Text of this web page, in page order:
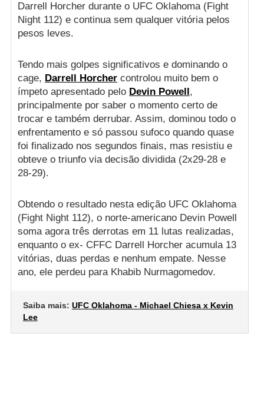
Darrell Horcher durante o UFC Oklahoma (Fight
Night 112) e continua sem qualquer vitória pelos
pesos leves.
Tendo mais golpes significativos e dominando o
cage, Darrell Horchercontrolou muito bem o
ímpeto apresentado pelo Devin Powell ,
principalmente por saber o momento certo de
trocar e também derrubar. Assim, dominou todo o
enfrentamento e só passou sufoco quando quase
foi finalizado nos segundos finais, mas resistiu e
obteve o triunfo via decisão dividida (2x29-28 e
28-29).
Obtendo o resultado nesta edição UFC Oklahoma
(Fight Night 112), o norte-americano Devin Powell
soma agora três derrotas em 11 lutas realizadas,
enquanto o ex- CFFC Darrell Horcher acumula 13
vitórias, duas perdas e nenhum empate. Nesse
ano, ele perdeu para Khabib Nurmagomedov.
Saiba mais: UFC Oklahoma - Michael Chiesa x Kevin
Lee